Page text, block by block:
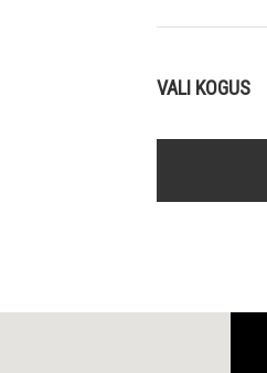
VALI KOGUS